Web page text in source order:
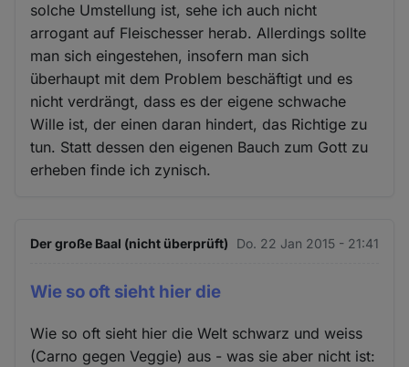
solche Umstellung ist, sehe ich auch nicht
arrogant auf Fleischesser herab. Allerdings sollte
man sich eingestehen, insofern man sich
überhaupt mit dem Problem beschäftigt und es
nicht verdrängt, dass es der eigene schwache
Wille ist, der einen daran hindert, das Richtige zu
tun. Statt dessen den eigenen Bauch zum Gott zu
erheben finde ich zynisch.
Der große Baal (nicht überprüft) Do. 22 Jan 2015 - 21:41
Wie so oft sieht hier die
Wie so oft sieht hier die Welt schwarz und weiss
(Carno gegen Veggie) aus - was sie aber nicht ist: